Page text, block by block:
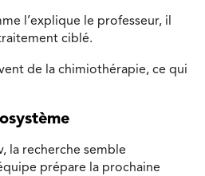
l’explique le professeur, il
ciblé.
de la chimiothérapie, ce qui
la recherche semble
prépare la prochaine